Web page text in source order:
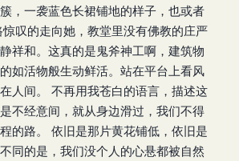
，一袭蓝色长裙铺地的样子，也或者
叹的走向她，教堂里没有佛教的庄严
祥和。这真的是鬼斧神工啊，建筑物
如活物般生动鲜活。站在平台上看风
人间。 不再用我苍白的语言，描述这
不经意间，就从身边滑过，我们不得
的路。 依旧是那片黄花铺低，依旧是
同的是，我们没个人的心悬都被自然